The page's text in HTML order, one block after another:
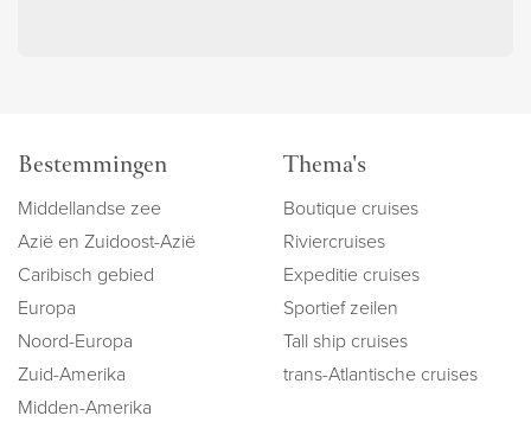
Bestemmingen
Middellandse zee
Azië en Zuidoost-Azië
Caribisch gebied
Europa
Noord-Europa
Zuid-Amerika
Midden-Amerika
Thema's
Boutique cruises
Riviercruises
Expeditie cruises
Sportief zeilen
Tall ship cruises
trans-Atlantische cruises